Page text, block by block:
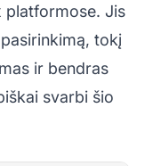
platformose. Jis
tokį
ir bendras
svarbi šio